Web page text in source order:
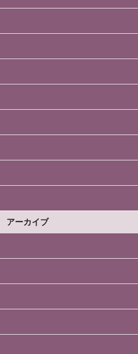
アーカイブ